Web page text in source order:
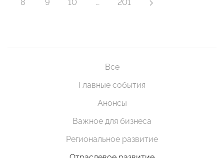
8 9 10 … 201
Все
Главные события
Анонсы
Важное для бизнеса
Региональное развитие